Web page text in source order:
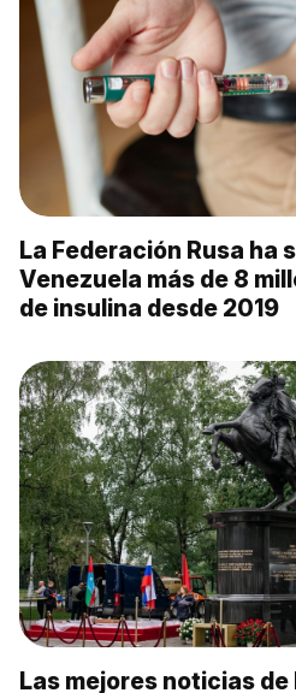
La Federación Rusa ha
Venezuela más de 8
de insulina desde 2019
Las mejores noticias